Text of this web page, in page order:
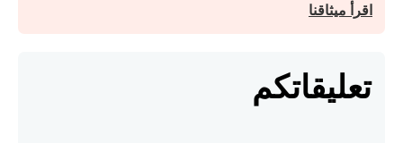
اقرأ ميثاقنا
تعليقاتكم